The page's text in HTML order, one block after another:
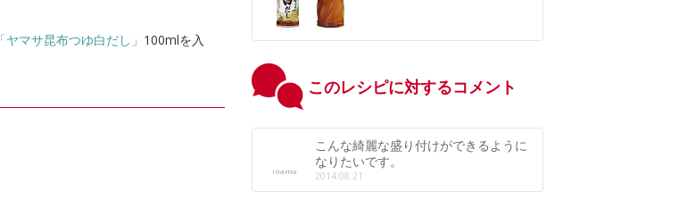
「ヤマサ昆布つゆ白だし」 100mlを入
このレシピに対するコメント
inamo
こんな綺麗な盛り付けができるように
なりたいです。
2014.08.21